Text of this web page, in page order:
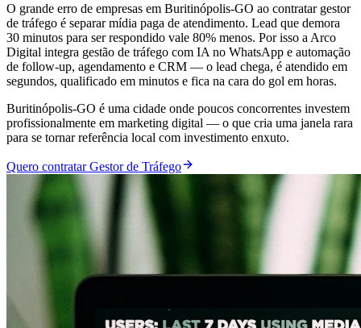
O grande erro de empresas em Buritinópolis-GO ao contratar gestor
de tráfego é separar mídia paga de atendimento. Lead que demora
30 minutos para ser respondido vale 80% menos. Por isso a Arco
Digital integra gestão de tráfego com IA no WhatsApp e automação
de follow-up, agendamento e CRM — o lead chega, é atendido em
segundos, qualificado em minutos e fica na cara do gol em horas.
Buritinópolis-GO é uma cidade onde poucos concorrentes investem
profissionalmente em marketing digital — o que cria uma janela rara
para se tornar referência local com investimento enxuto.
Quero contratar Gestor de Tráfego